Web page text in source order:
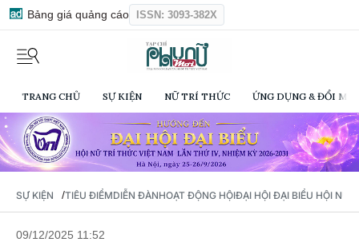
Bảng giá quảng cáo ISSN: 3093-382X
TRANG CHỦ SỰ KIỆN NỮ TRÍ THỨC ỨNG DỤNG & ĐỔI
SỰ KIỆN /TIÊU ĐIỂMDIỄN ĐÀNHOẠT ĐỘNG HỘIĐẠI HỘI ĐẠI BIỂU HỘI NỮ
09/12/2025 11:52